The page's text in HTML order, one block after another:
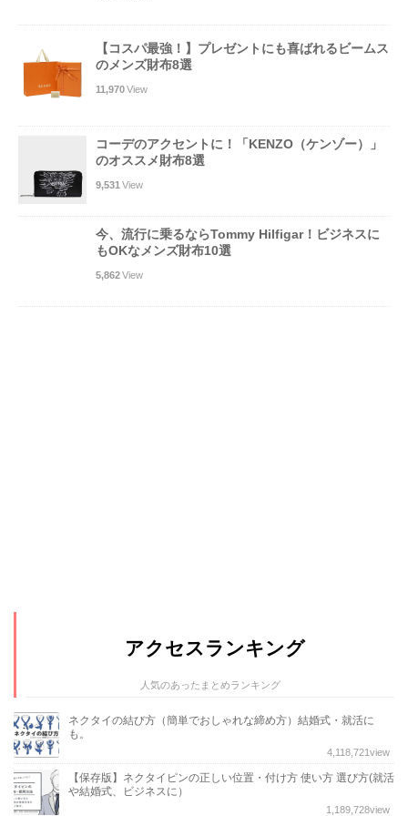
【コスパ最強！】プレゼントにも喜ばれるビームス
のメンズ財布8選
11,970View
コーデのアクセントに！「KENZO（ケンゾー）」
のオススメ財布8選
9,531 View
今、流行に乗るならTommy Hilfigar！ビジネスに
もOKなメンズ財布10選
5,862View
アクセスランキング
人気のあったまとめランキング
ネクタイの結び方（簡単でおしゃれな締め方）結婚式・就活に
も。
4,118,721view
【保存版】ネクタイピンの正しい位置・付け方 使い方 選び方(就活
や結婚式、ビジネスに）
1,189,728view